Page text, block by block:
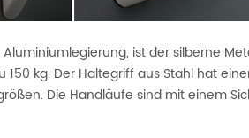
ist der silberne
kg. Der Haltegriff aus Stahl hat
Die Handläufe sind mit einem